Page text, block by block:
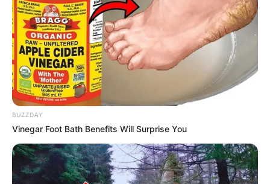
BUZZDAY
Vinegar Foot Bath Benefits Will Surprise You